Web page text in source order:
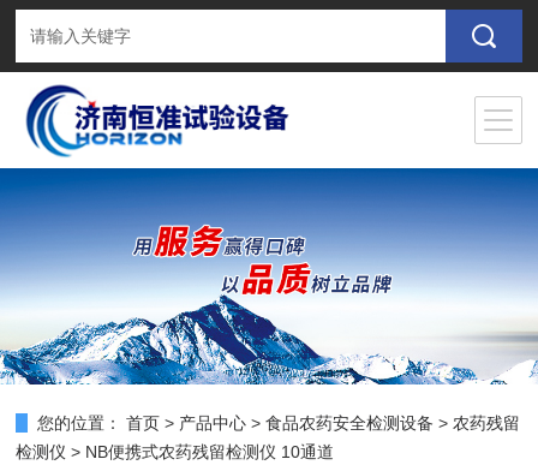
您的位置： 首页 > 产品中心 >食品农药安全检测设备 > 农药残留
检测仪 > NB便携式农药残留检测仪 10通道